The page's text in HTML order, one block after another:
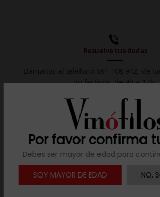
Por favor confirma
Debes ser mayor de edad para
SOY MAYOR DE EDAD
NO,
Resuelve tus dudas
no festivos, de 9h a 17h.
 Descargar ficha
Color rojo rubí, de capa media baja, ligero